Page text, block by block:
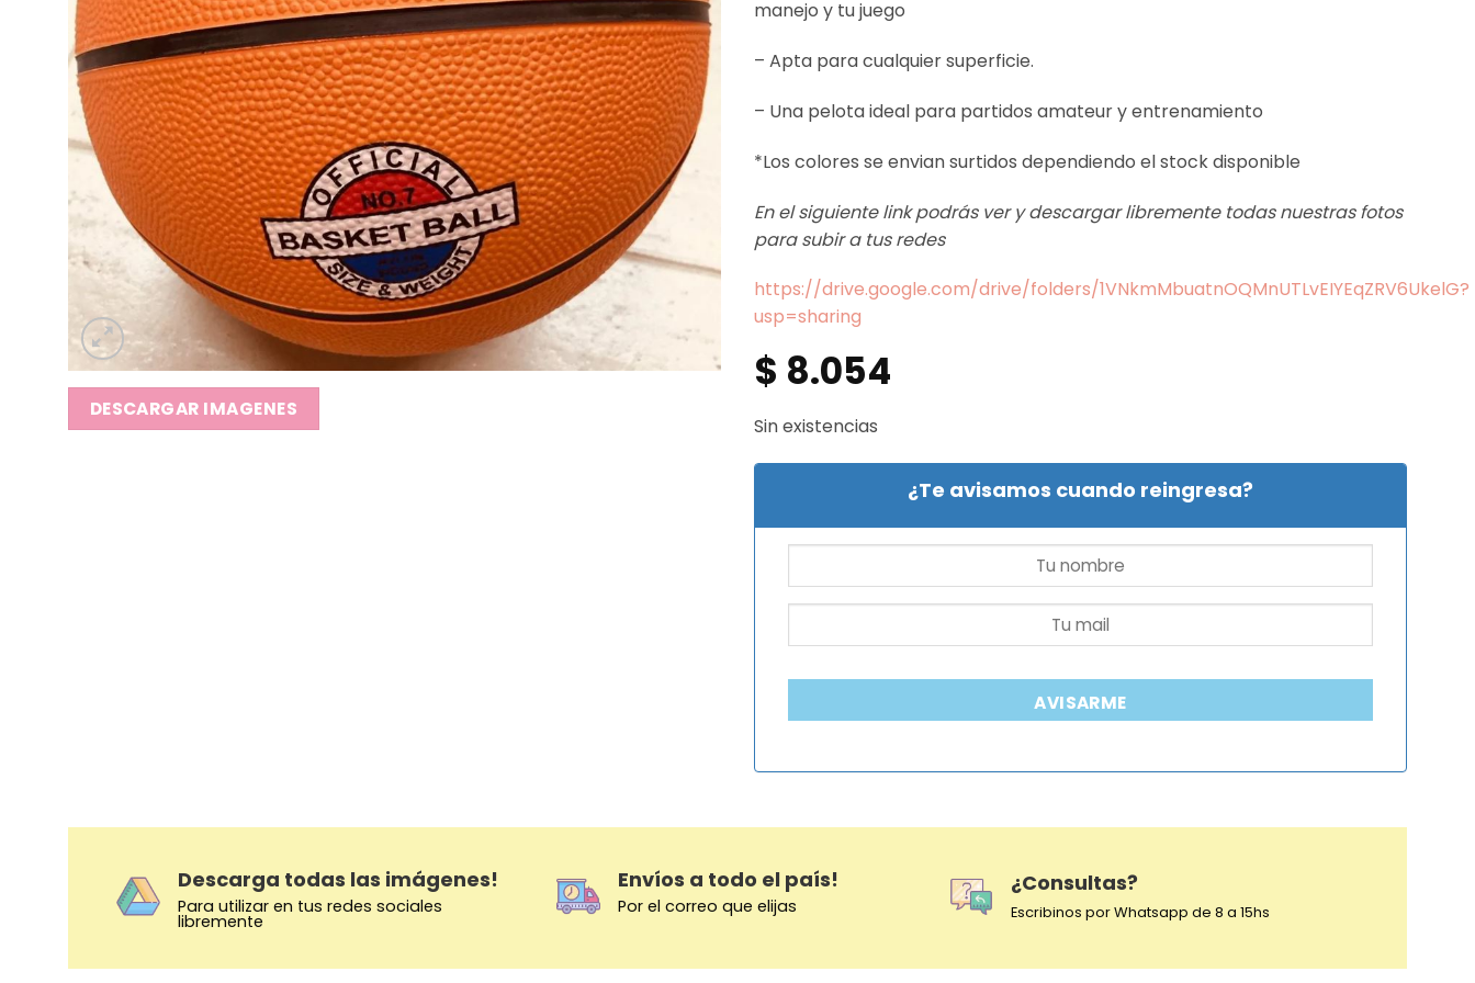
DESCARGAR IMAGENES
manejo y tu juego
– Apta para cualquier superficie.
– Una pelota ideal para partidos amateur y entrenamiento
*Los colores se envian surtidos dependiendo el stock disponible
En el siguiente link podrás ver y descargar libremente todas nuestras fotos
para subir a tus redes
https://drive.google.com/drive/folders/1VNkmMbuatnOQMnUTLvEIYEqZRV6UkelG?
usp=sharing
$ 8.054
Sin existencias
¿Te avisamos cuando reingresa?
AVISARME
Descarga todas las imágenes!
Para utilizar en tus redes sociales
libremente
Envíos a todo el país!
Por el correo que elijas
¿Consultas?
Escribinos por Whatsapp de 8 a 15hs